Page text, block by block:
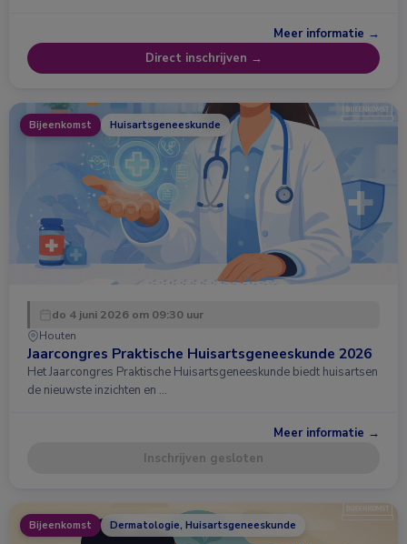
Meer informatie →
Direct inschrijven →
Bijeenkomst Huisartsgeneeskunde
do 4 juni 2026 om 09:30 uur
Houten
Jaarcongres Praktische Huisartsgeneeskunde 2026
Het Jaarcongres Praktische Huisartsgeneeskunde biedt huisartsen
de nieuwste inzichten en …
Meer informatie →
Inschrijven gesloten
Bijeenkomst Dermatologie, Huisartsgeneeskunde